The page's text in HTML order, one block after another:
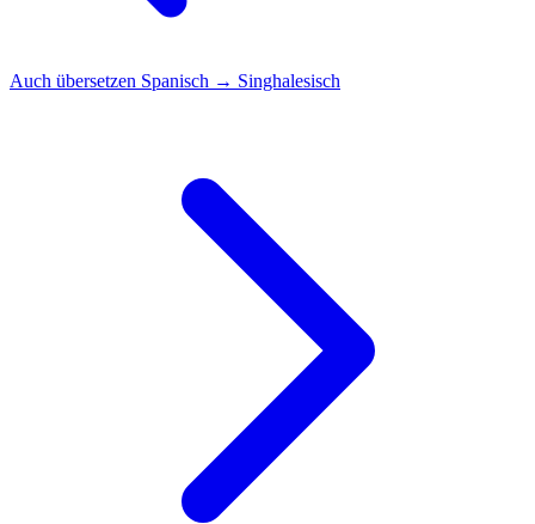
Auch übersetzen Spanisch → Singhalesisch